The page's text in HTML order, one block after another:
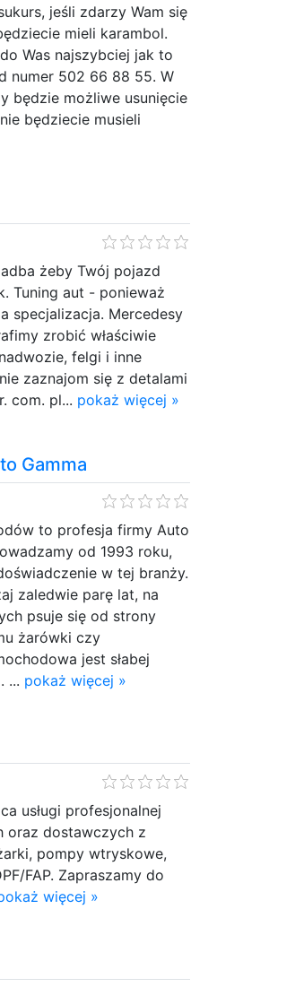
jeśli zdarzy Wam się
mieli karambol.
Was najszybciej jak to
numer 502 66 88 55. W
będzie możliwe usunięcie
będziecie musieli
żeby Twój pojazd
Tuning aut - ponieważ
specjalizacja. Mercedesy
zrobić właściwie
felgi i inne
zaznajom się z detalami
com. pl... pokaż więcej »
Gamma
to profesja firmy Auto
od 1993 roku,
w tej branży.
zaledwie parę lat, na
psuje się od strony
żarówki czy
jest słabej
... pokaż więcej »
usługi profesjonalnej
oraz dostawczych z
pompy wtryskowe,
FAP. Zapraszamy do
więcej »